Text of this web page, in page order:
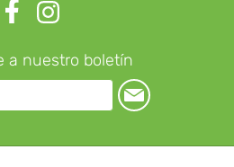
a nuestro boletín